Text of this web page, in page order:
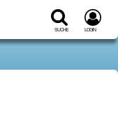
Suche Login